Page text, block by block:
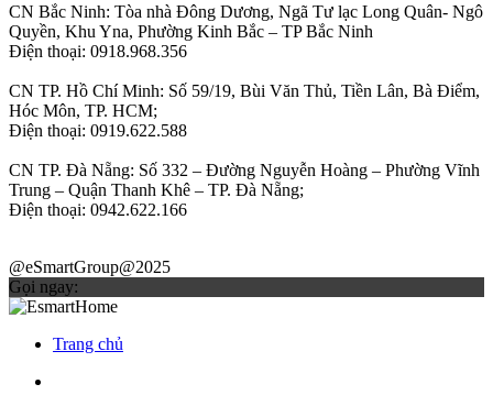
CN Bắc Ninh: Tòa nhà Đông Dương, Ngã Tư lạc Long Quân- Ngô
Quyền, Khu Yna, Phường Kinh Bắc – TP Bắc Ninh
Điện thoại: 0918.968.356
CN TP. Hồ Chí Minh: Số 59/19, Bùi Văn Thủ, Tiền Lân, Bà Điểm,
Hóc Môn, TP. HCM;
Điện thoại: 0919.622.588
CN TP. Đà Nẵng: Số 332 – Đường Nguyễn Hoàng – Phường Vĩnh
Trung – Quận Thanh Khê – TP. Đà Nẵng;
Điện thoại: 0942.622.166
@eSmartGroup@2025
Gọi ngay:
Trang chủ